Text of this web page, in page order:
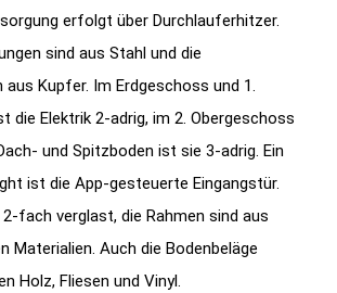
erfolgt über Durchlauferhitzer.
sind aus Stahl und die
aus Kupfer. Im Erdgeschoss und 1.
die Elektrik 2-adrig, im 2. Obergeschoss
und Spitzboden ist sie 3-adrig. Ein
ist die App-gesteuerte Eingangstür.
fach verglast, die Rahmen sind aus
Materialien. Auch die Bodenbeläge
Holz, Fliesen und Vinyl.